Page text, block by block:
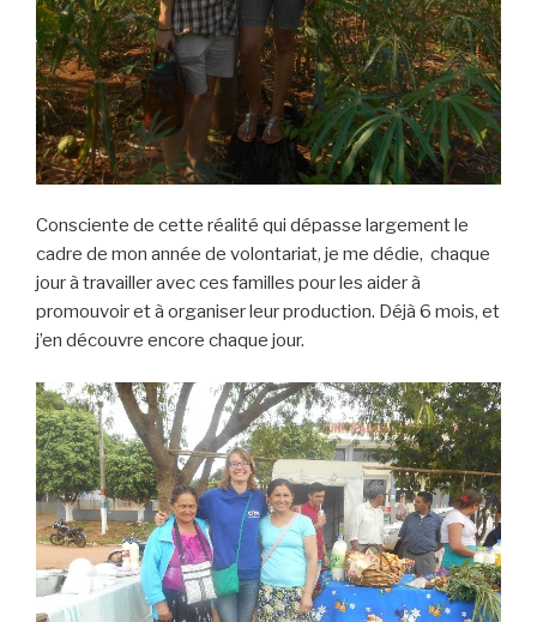
Consciente de cette réalité qui dépasse largement le
cadre de mon année de volontariat, je me dédie, chaque
jour à travailler avec ces familles pour les aider à
promouvoir et à organiser leur production. Déjà 6 mois, et
j’en découvre encore chaque jour.